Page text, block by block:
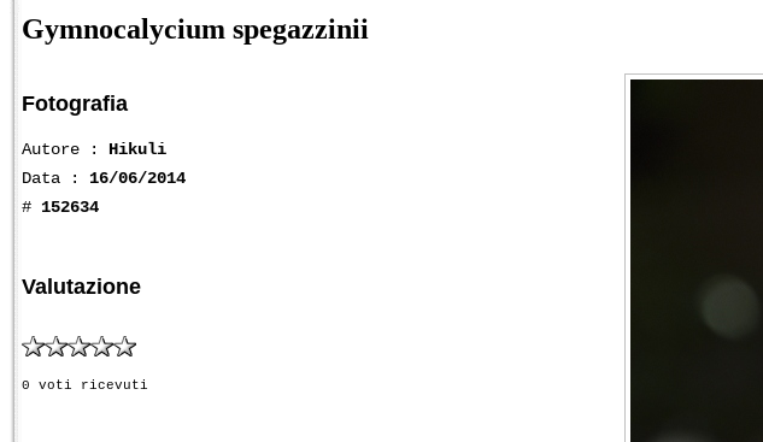
Gymnocalycium spegazzinii
Fotografia
Autore : Hikuli
Data : 16/06/2014
# 152634
Valutazione
0 voti ricevuti